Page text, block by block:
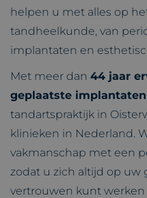
helpen u met alles op
tandheelkunde, van
implantaten en
Met meer dan 44 jaar
geplaatste implantaten
tandartspraktijk in
klinieken in Nederland.
vakmanschap met een
zodat u zich altijd op uw
vertrouwen kunt werken